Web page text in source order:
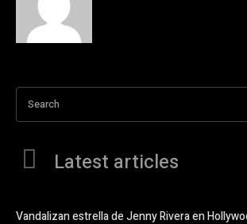
Search
Latest articles
Vandalizan estrella de Jenny Rivera en